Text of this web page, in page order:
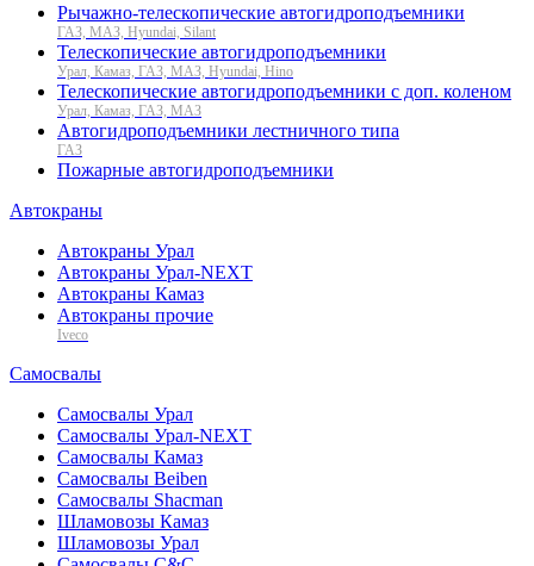
Рычажно-телескопические автогидроподъемники
ГАЗ, МАЗ, Hyundai, Silant
Телескопические автогидроподъемники
Урал, Камаз, ГАЗ, МАЗ, Hyundai, Hino
Телескопические автогидроподъемники с доп. коленом
Урал, Камаз, ГАЗ, МАЗ
Автогидроподъемники лестничного типа
ГАЗ
Пожарные автогидроподъемники
Автокраны
Автокраны Урал
Автокраны Урал-NEXT
Автокраны Камаз
Автокраны прочие
Iveco
Самосвалы
Самосвалы Урал
Самосвалы Урал-NEXT
Самосвалы Камаз
Самосвалы Beiben
Самосвалы Shacman
Шламовозы Камаз
Шламовозы Урал